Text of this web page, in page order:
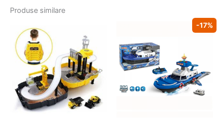
Produse similare
-17%